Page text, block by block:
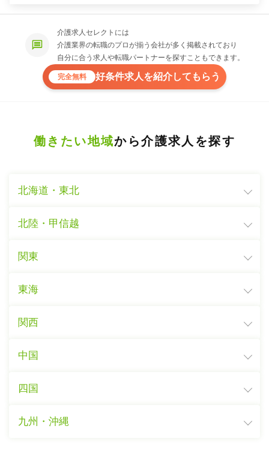
介護求人セレクトには
介護業界の転職のプロが揃う会社が多く掲載されており
自分に合う求人や転職パートナーを探すこともできます。
完全無料 好条件求人を紹介してもらう
働きたい地域から介護求人を探す
北海道・東北
北陸・甲信越
関東
東海
関西
中国
四国
九州・沖縄